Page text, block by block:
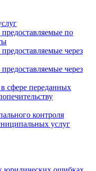
по
через
через
сфере переданных
контроля
услуг